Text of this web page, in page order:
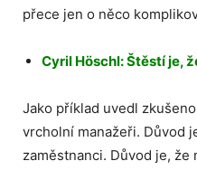
přece jen o něco
Cyril Höschl: Štěstí je,
Jako příklad uvedl
vrcholní manažeři. Důvod
zaměstnanci. Důvod je,